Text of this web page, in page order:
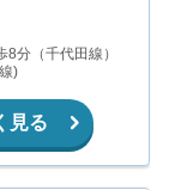
分（千代田線）
)
見る